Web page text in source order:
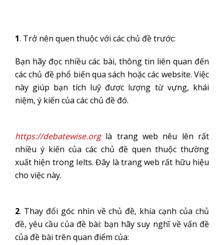
1. Trở nên quen thuộc với các chủ đề trước:
Bạn hãy đọc nhiều các bài, thông tin liên quan đến
các chủ đề phổ biến qua sách hoặc các website. Việc
này giúp bạn tích luỹ được lượng từ vựng, khái
niệm, ý kiến của các chủ đề đó.
https://debatewise.orglà trang web nêu lên rất
nhiều ý kiến của các chủ đề quen thuộc thường
xuất hiện trong Ielts. Đây là trang web rất hữu hiệu
cho việc này.
2. Thay đổi góc nhìn về chủ đề, khía cạnh của chủ
đề, yêu cầu của đề bài: bạn hãy suy nghĩ về vấn đề
của đề bài trên quan điểm của: